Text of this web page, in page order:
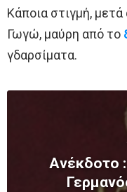
Κάποια στιγμή,
Γωγώ, μαύρη από το
γδαρσίματα.
Aνέκδοτο